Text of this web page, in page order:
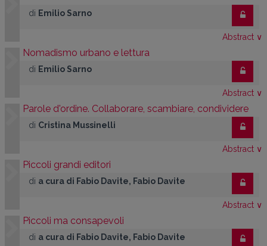
di Emilio Sarno
Abstract ∨
Nomadismo urbano e lettura
di Emilio Sarno
Abstract ∨
Parole d'ordine. Collaborare, scambiare, condividere
di Cristina Mussinelli
Abstract ∨
Piccoli grandi editori
di a cura di Fabio Davite, Fabio Davite
Abstract ∨
Piccoli ma consapevoli
di a cura di Fabio Davite, Fabio Davite